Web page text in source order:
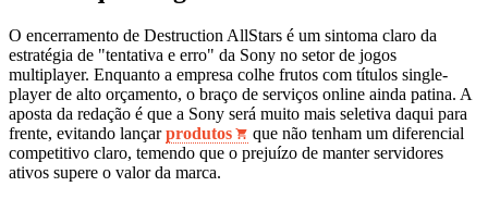
O encerramento de Destruction AllStars é um sintoma claro da
estratégia de "tentativa e erro" da Sony no setor de jogos
multiplayer. Enquanto a empresa colhe frutos com títulos single-
player de alto orçamento, o braço de serviços online ainda patina. A
aposta da redação é que a Sony será muito mais seletiva daqui para
frente, evitando lançarprodutos
que não tenham um diferencial
competitivo claro, temendo que o prejuízo de manter servidores
ativos supere o valor da marca.